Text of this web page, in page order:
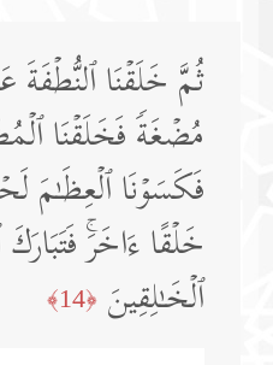
ثُمَّ خَلَقۡنَا ٱلنُّطۡفَةَ
مُضۡغَةࣰ فَخَلَقۡنَا
فَكَسَوۡنَا ٱلۡعِظَـٰمَ
خَلۡقًا ءَاخَرَۚ
ٱلۡخَـٰلِقِینَ ﴿14﴾